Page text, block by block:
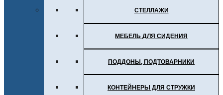
СТЕЛЛАЖИ
МЕБЕЛЬ ДЛЯ СИДЕНИЯ
ПОДДОНЫ, ПОДТОВАРНИКИ
КОНТЕЙНЕРЫ ДЛЯ СТРУЖКИ